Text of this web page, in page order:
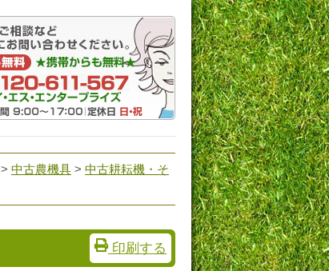
> 中古農機具 > 中古耕耘機・そ
印刷する